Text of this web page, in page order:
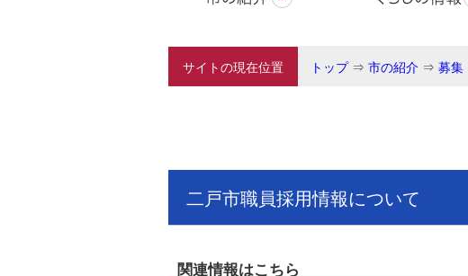
サイトの現在位置 トップ⇒ 市の紹介 ⇒ 募集
二戸市職員採用情報について
関連情報はこちら